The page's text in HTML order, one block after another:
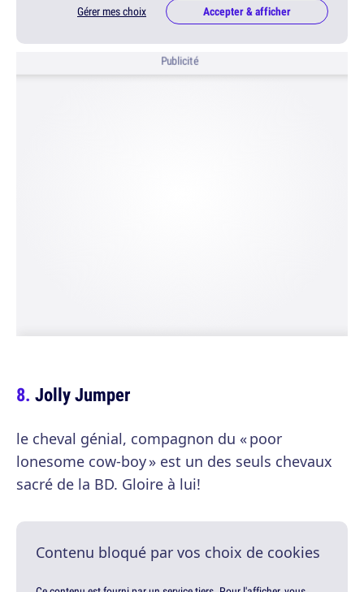
Gérer mes choix Accepter & afficher
Publicité
Jolly Jumper
le cheval génial, compagnon du « poor
lonesome cow-boy » est un des seuls chevaux
sacré de la BD. Gloire à lui!
Contenu bloqué par vos choix de cookies